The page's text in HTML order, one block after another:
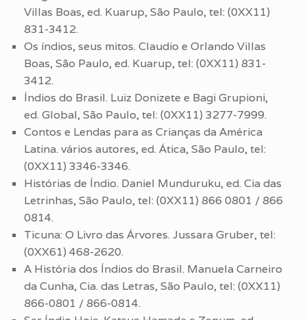
Villas Boas, ed. Kuarup, São Paulo, tel: (0XX11)
831-3412.
Os índios, seus mitos. Claudio e Orlando Villas
Boas, São Paulo, ed. Kuarup, tel: (0XX11) 831-
3412.
Índios do Brasil. Luiz Donizete e Bagi Grupioni,
ed. Global, São Paulo, tel: (0XX11) 3277-7999.
Contos e Lendas para as Crianças da América
Latina. vários autores, ed. Ática, São Paulo, tel:
(0XX11) 3346-3346.
Histórias de Índio. Daniel Munduruku, ed. Cia das
Letrinhas, São Paulo, tel: (0XX11) 866 0801 / 866
0814.
Ticuna: O Livro das Árvores. Jussara Gruber, tel:
(0XX61) 468-2620.
A História dos Índios do Brasil. Manuela Carneiro
da Cunha, Cia. das Letras, São Paulo, tel: (0XX11)
866-0801 / 866-0814.